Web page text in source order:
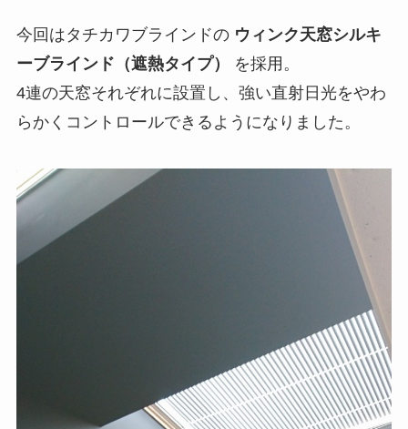
今回はタチカワブラインドの ウィンク天窓シルキ
ーブラインド（遮熱タイプ）
を採用。
4連の天窓それぞれに設置し、強い直射日光をやわ
らかくコントロールできるようになりました。